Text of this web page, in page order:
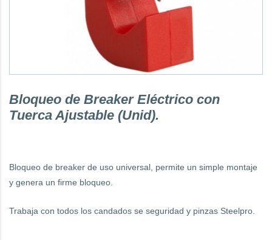
Bloqueo de Breaker Eléctrico con
Tuerca Ajustable (Unid).
Bloqueo de breaker de uso universal, permite un simple montaje
y genera un firme bloqueo.
Trabaja con todos los candados se seguridad y pinzas Steelpro.